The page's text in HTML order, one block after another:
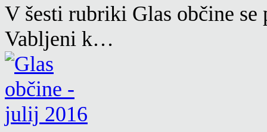
V šesti rubriki Glas občine
Vabljeni k…